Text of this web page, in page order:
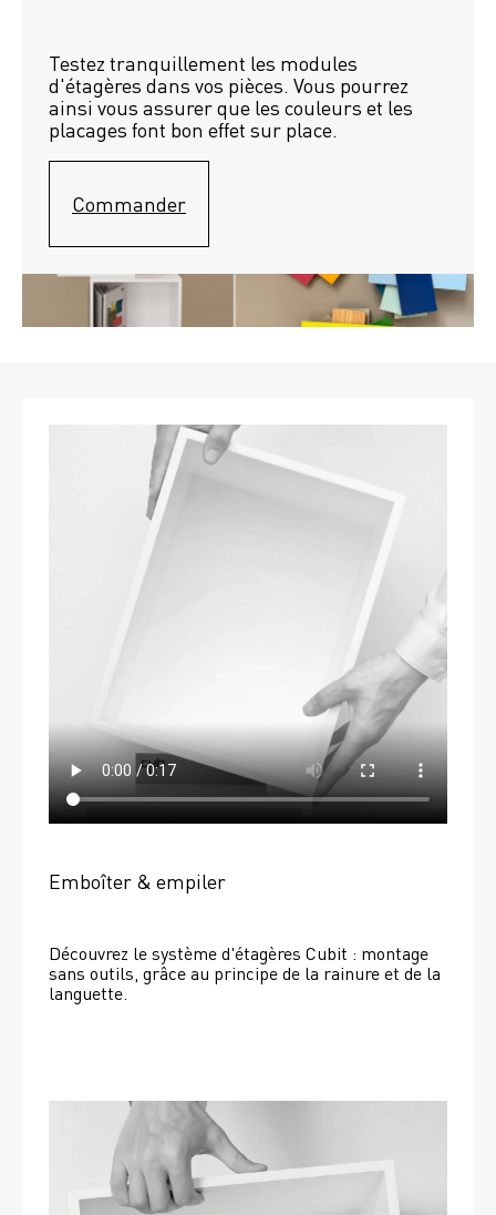
Testez tranquillement les modules
d'étagères dans vos pièces. Vous pourrez
ainsi vous assurer que les couleurs et les
placages font bon effet sur place.
Commander
Emboîter & empiler
Découvrez le système d'étagères Cubit : montage
sans outils, grâce au principe de la rainure et de la
languette.